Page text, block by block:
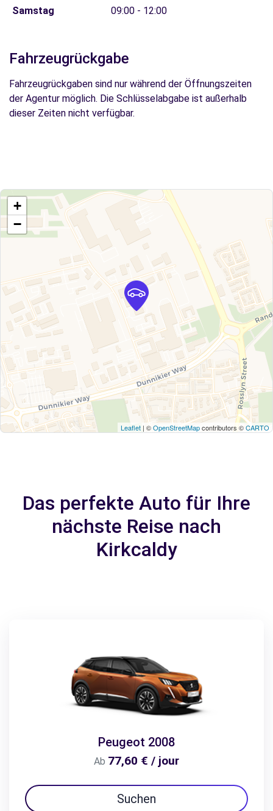
Samstag
09:00 - 12:00
Fahrzeugrückgabe
Fahrzeugrückgaben sind nur während der Öffnungszeiten
der Agentur möglich. Die Schlüsselabgabe ist außerhalb
dieser Zeiten nicht verfügbar.
+
−
Leaflet | ©OpenStreetMapcontributors ©CARTO
Das perfekte Auto für Ihre
nächste Reise nach
Kirkcaldy
Peugeot 2008
Ab 77,60 € / jour
Suchen